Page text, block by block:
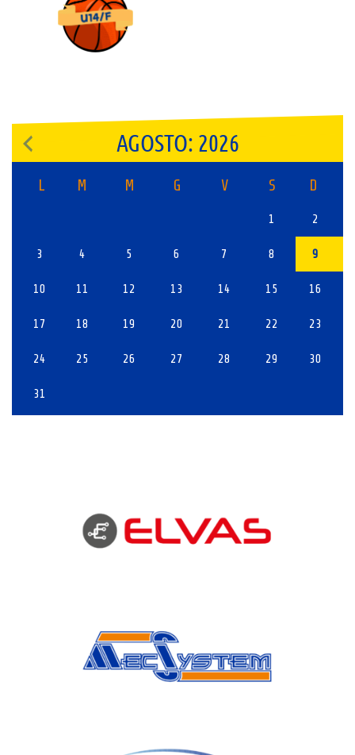
AGOSTO: 2026
L M M G V S D
1 2
3 4 5 6 7 8 9
10 11 12 13 14 15 16
17 18 19 20 21 22 23
24 25 26 27 28 29 30
31